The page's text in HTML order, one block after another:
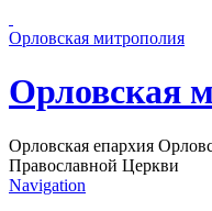
Орловская митрополия
Орловская
Орловская епархия
Православной Церкви
Navigation